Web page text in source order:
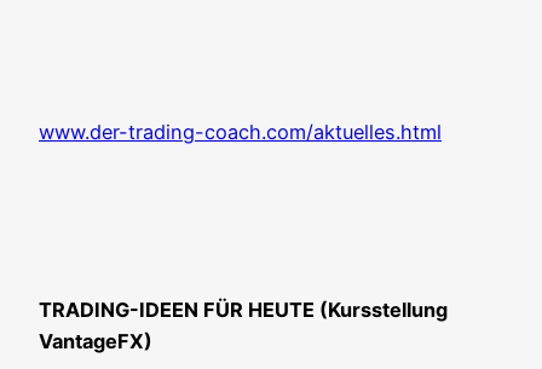
www.der-trading-coach.com/aktuelles.html
TRADING-IDEEN FÜR HEUTE (Kurs­stel­lung
VantageFX)